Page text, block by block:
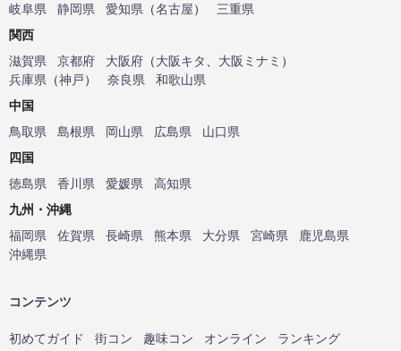
岐阜県
静岡県 愛知県 （名古屋）
三重県
関西
滋賀県
京都府 大阪府 （大阪キタ 大阪ミナミ ）
兵庫県 （神戸） 奈良県
和歌山県
中国
鳥取県
島根県 岡山県 広島県
山口県
四国
徳島県
香川県 愛媛県
高知県
九州・沖縄
福岡県
佐賀県 長崎県 熊本県 大分県 宮崎県
鹿児島県
沖縄県
コンテンツ
初めてガイド 街コン 趣味コン オンライン ランキング